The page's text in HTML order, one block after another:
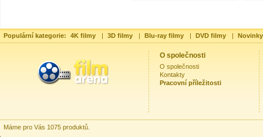
Populární kategorie: 4K filmy | 3D filmy | Blu-ray filmy | DVD filmy |
O společnosti
O společnosti
Kontakty
Pracovní příležitosti
Máme pro Vás 1075 produktů.